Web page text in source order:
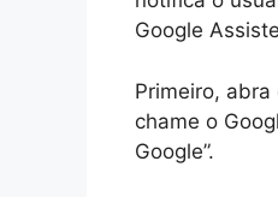
Google
Primeiro,
chame o
Google”.